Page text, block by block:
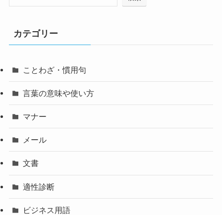
カテゴリー
ことわざ・慣用句
言葉の意味や使い方
マナー
メール
文書
適性診断
ビジネス用語